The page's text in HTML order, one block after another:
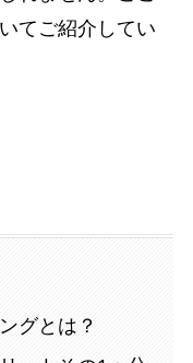
てご紹介してい
グとは？